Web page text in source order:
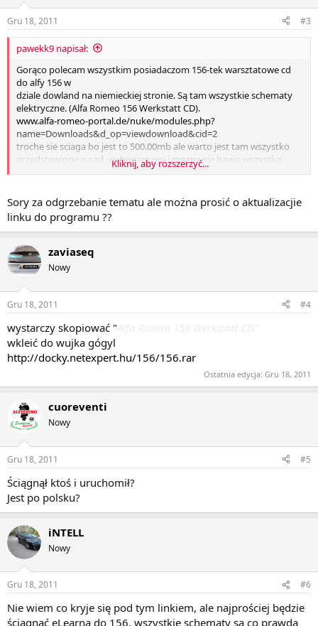
Gru 18, 2011 #3
pawekk9 napisał:
Gorąco polecam wszystkim posiadaczom 156-tek warsztatowe cd
do alfy 156 w
dziale dowland na niemieckiej stronie. Są tam wszystkie schematy
elektryczne. (Alfa Romeo 156 Werkstatt CD).
www.alfa-romeo-portal.de/nuke/modules.php?
name=Downloads&d_op=viewdownload&cid=2
troche sie sciaga bo jest to 500.00mb ale warto jest tam wszystko
przedstawione na zd ,wybieram poj i mozna sie bawic wszystko
ladnie opisane
wypalic na cd
zainstalowac i mozna dzialac. Tą stronę polecił mi kolega robak#21
program
jest w wieu językach między innymi w polskim. Gorąco polecam.
Kliknij, aby rozszerzyć...
Sory za odgrzebanie tematu ale można prosić o aktualizacjie
linku do programu ??
zaviaseq
Nowy
Gru 18, 2011 #4
wystarczy skopiować "
wkleić do wujka gógyl
http://docky.netexpert.hu/156/156.rar
Ostatnia edycja: Gru 18, 2011
cuoreventi
Nowy
Gru 18, 2011 #5
Ściągnął ktoś i uruchomił?
Jest po polsku?
iNTELL
Nowy
Gru 18, 2011 #6
Nie wiem co kryje się pod tym linkiem, ale najprościej będzie
ściągnąć eLearna do 156, wszystkie schematy są co prawda